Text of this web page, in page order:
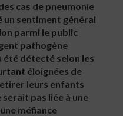
cas de pneumonie
un sentiment général
parmi le public
pathogène
été détecté selon les
éloignées de
leurs enfants
serait pas liée à une
méfiance